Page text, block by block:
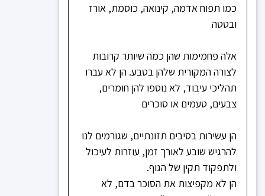
כמו תפוח אדמה, קינואה, כוסמת, אורז
ובטטה
אלה פחמימות שהן כמה שיותר קרובות
לצורה המקורית שלהן בטבע. הן לא עברו
תהליכי עיבוד, לא נוספו להן חומרים,
צבעים, טעמים או סוכרים
הן עשירות בסיבים תזונתיים, שגורמים לנו
להרגיש שובע לאורך זמן, עוזרות לעיכול
ולתפקוד תקין של הגוף.
הן לא מקפיצות את הסוכר בדם, לא